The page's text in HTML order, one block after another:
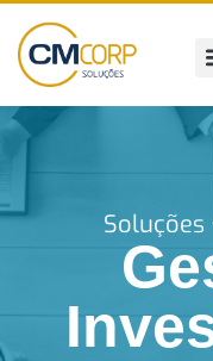
Pular
para
o
Soluções